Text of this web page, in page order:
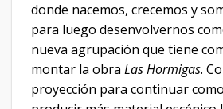
donde nacemos, crecemos y
para luego desenvolvernos
nueva agrupación que tiene
montar la obra Las Hormigas.
proyección para continuar